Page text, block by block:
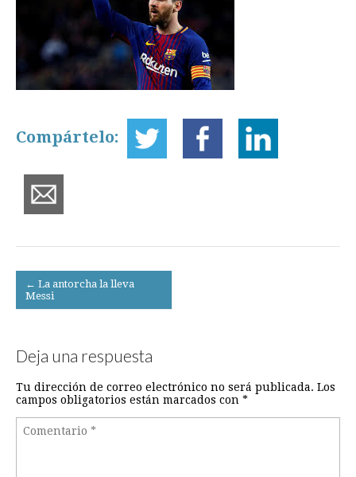
Compártelo:
Post
navigation
← La antorcha la lleva
Messi
Deja una respuesta
Tu dirección de correo electrónico no será publicada. Los
campos obligatorios están marcados con *